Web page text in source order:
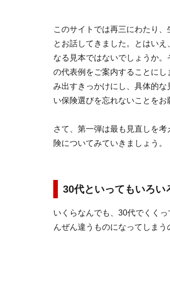
このサイトでは再三にわたり
とお話してきました。とはい
なる見本ではないでしょうか
の代表例をご案内することに
み出すきっかけにし、具体的
い保険選びを忘れないことをお
さて、第一弾は最も見直しを
険についてみていきましょう。
30代といってもいろい
いくらなんでも、30代でくく
んぜん違うものになってしま